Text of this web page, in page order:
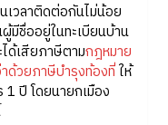
เวลาติดต่อกันไม่น้อย
มีชื่ออยู่ในทะเบียนบ้าน
ด้เสียภาษีตามกฎหมาย
ด้วยภาษีบำรุงท้องที่ให้
ปี โดยนายกเมือง